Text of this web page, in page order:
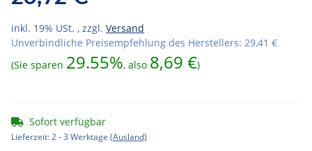
inkl. 19% USt. , zzgl. Versand
Unverbindliche Preisempfehlung des Herstellers: 29,41 €
(Sie sparen 29.55%, also 8,69 €)
Sofort verfügbar
Lieferzeit:2 - 3 Werktage (Ausland)